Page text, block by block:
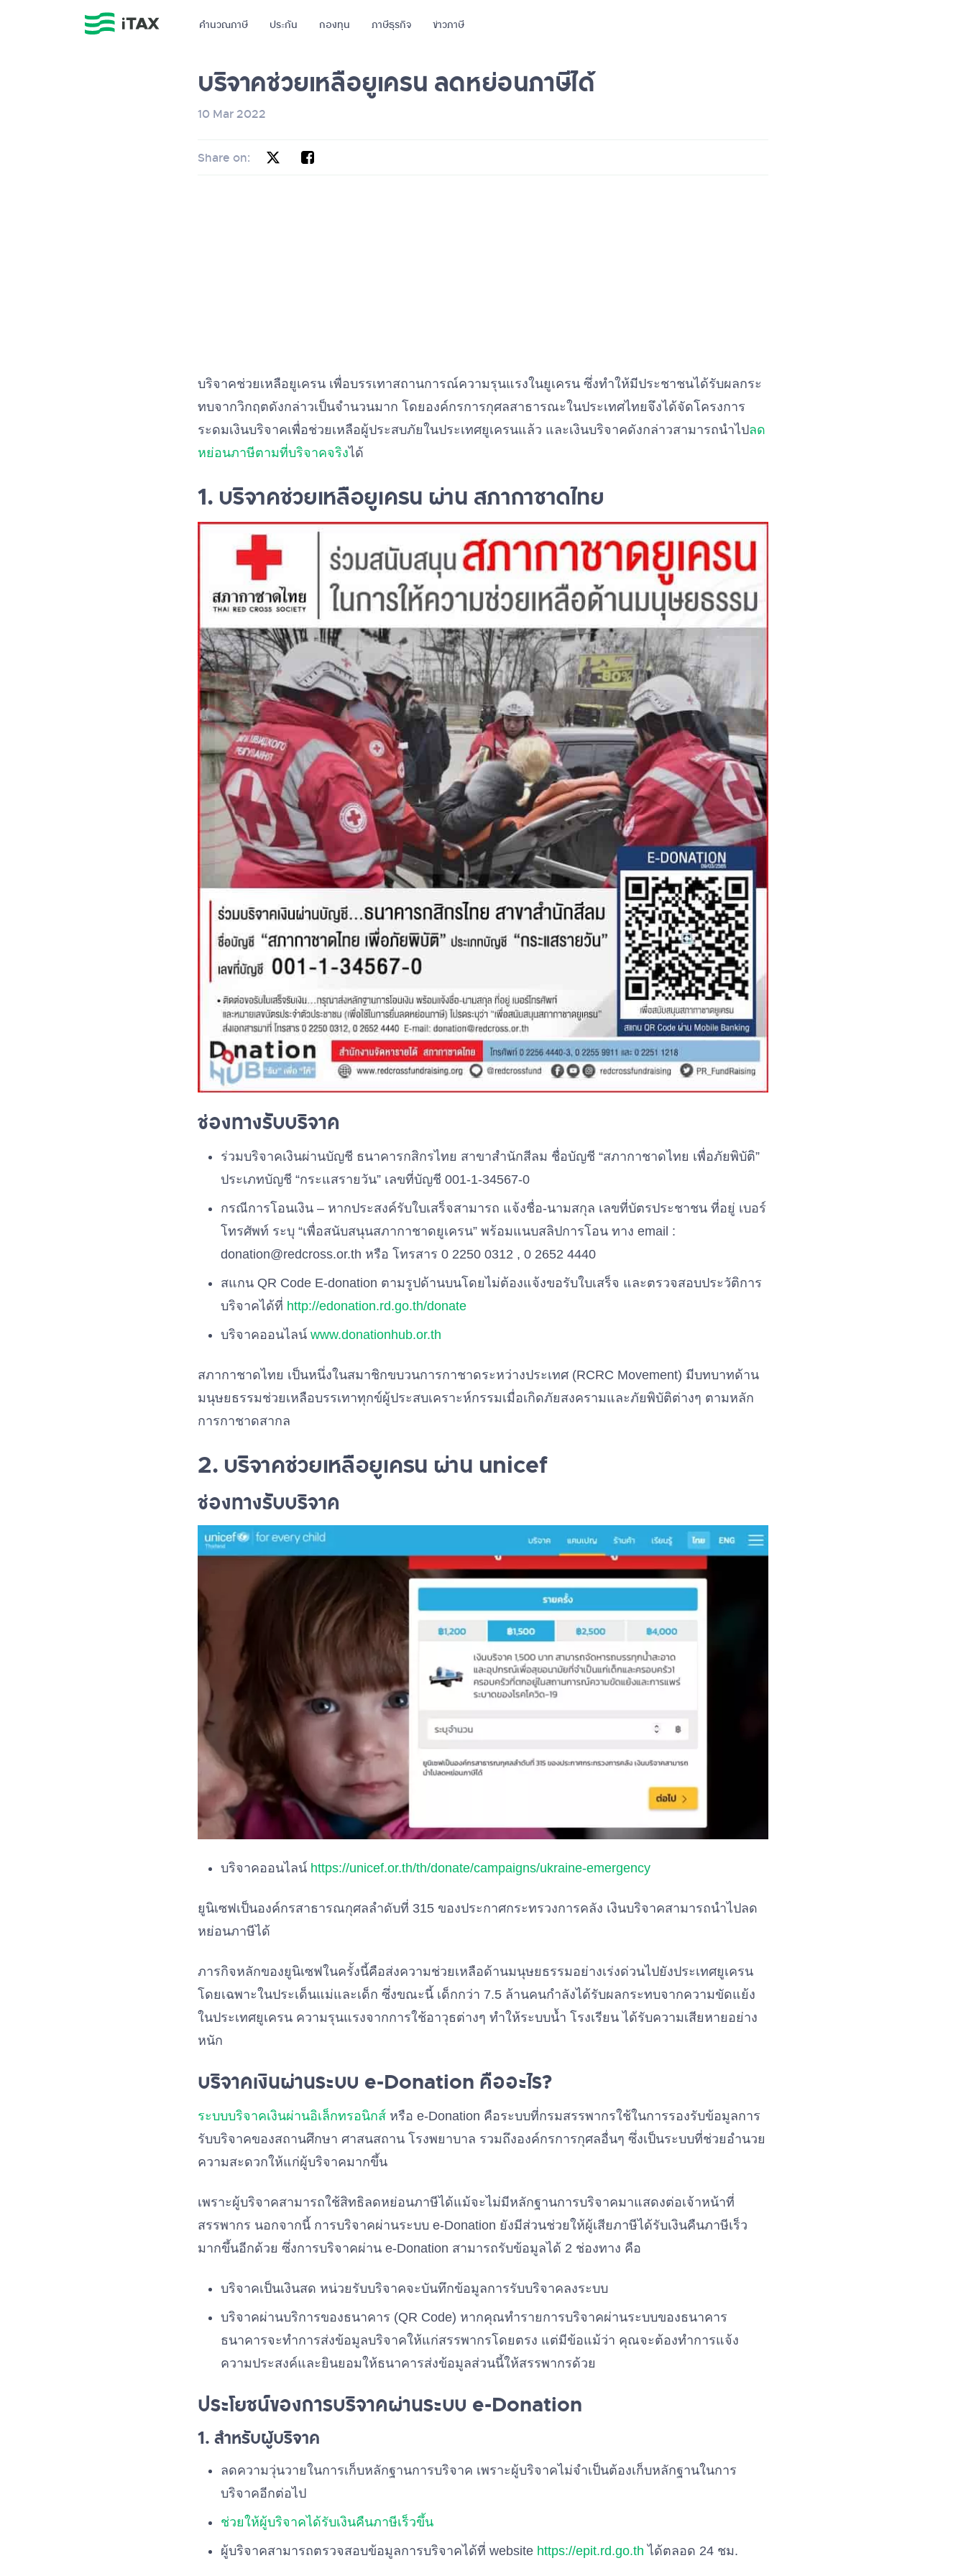
คำนวณภาษี ประกัน กองทุน ภาษีธุรกิจ ข่าวภาษี
บริจาคช่วยเหลือยูเครน ลดหย่อนภาษีได้
10 Mar 2022
Share on:
บริจาคช่วยเหลือยูเครน เพื่อบรรเทาสถานการณ์ความรุนแรงในยูเครน ซึ่งทำให้มีประชาชนได้รับผลกระ
ทบจากวิกฤตดังกล่าวเป็นจำนวนมาก โดยองค์กรการกุศลสาธารณะในประเทศไทยจึงได้จัดโครงการ
ระดมเงินบริจาคเพื่อช่วยเหลือผู้ประสบภัยในประเทศยูเครนแล้ว และเงินบริจาคดังกล่าวสามารถนำไปลด
หย่อนภาษีตามที่บริจาคจริงได้
1. บริจาคช่วยเหลือยูเครน ผ่าน สภากาชาดไทย
ช่องทางรับบริจาค
ร่วมบริจาคเงินผ่านบัญชี ธนาคารกสิกรไทย สาขาสำนักสีลม ชื่อบัญชี “สภากาชาดไทย เพื่อภัยพิบัติ”
ประเภทบัญชี “กระแสรายวัน” เลขที่บัญชี 001-1-34567-0
กรณีการโอนเงิน – หากประสงค์รับใบเสร็จสามารถ แจ้งชื่อ-นามสกุล เลขที่บัตรประชาชน ที่อยู่ เบอร์
โทรศัพท์ ระบุ “เพื่อสนับสนุนสภากาชาดยูเครน” พร้อมแนบสลิปการโอน ทาง email :
donation@redcross.or.th หรือ โทรสาร 0 2250 0312 , 0 2652 4440
สแกน QR Code E-donation ตามรูปด้านบนโดยไม่ต้องแจ้งขอรับใบเสร็จ และตรวจสอบประวัติการ
บริจาคได้ที่ http://edonation.rd.go.th/donate
บริจาคออนไลน์ www.donationhub.or.th
สภากาชาดไทย เป็นหนึ่งในสมาชิกขบวนการกาชาดระหว่างประเทศ (RCRC Movement) มีบทบาทด้าน
มนุษยธรรมช่วยเหลือบรรเทาทุกข์ผู้ประสบเคราะห์กรรมเมื่อเกิดภัยสงครามและภัยพิบัติต่างๆ ตามหลัก
การกาชาดสากล
2. บริจาคช่วยเหลือยูเครน ผ่าน unicef
ช่องทางรับบริจาค
บริจาคออนไลน์ https://unicef.or.th/th/donate/campaigns/ukraine-emergency
ยูนิเซฟเป็นองค์กรสาธารณกุศลลำดับที่ 315 ของประกาศกระทรวงการคลัง เงินบริจาคสามารถนำไปลด
หย่อนภาษีได้
ภารกิจหลักของยูนิเซฟในครั้งนี้คือส่งความช่วยเหลือด้านมนุษยธรรมอย่างเร่งด่วนไปยังประเทศยูเครน
โดยเฉพาะในประเด็นแม่และเด็ก ซึ่งขณะนี้ เด็กกว่า 7.5 ล้านคนกำลังได้รับผลกระทบจากความขัดแย้ง
ในประเทศยูเครน ความรุนแรงจากการใช้อาวุธต่างๆ ทำให้ระบบน้ำ โรงเรียน ได้รับความเสียหายอย่าง
หนัก
บริจาคเงินผ่านระบบ e-Donation คืออะไร?
ระบบบริจาคเงินผ่านอิเล็กทรอนิกส์ หรือ e-Donation คือระบบที่กรมสรรพากรใช้ในการรองรับข้อมูลการ
รับบริจาคของสถานศึกษา ศาสนสถาน โรงพยาบาล รวมถึงองค์กรการกุศลอื่นๆ ซึ่งเป็นระบบที่ช่วยอำนวย
ความสะดวกให้แก่ผู้บริจาคมากขึ้น
เพราะผู้บริจาคสามารถใช้สิทธิลดหย่อนภาษีได้แม้จะไม่มีหลักฐานการบริจาคมาแสดงต่อเจ้าหน้าที่
สรรพากร นอกจากนี้ การบริจาคผ่านระบบ e-Donation ยังมีส่วนช่วยให้ผู้เสียภาษีได้รับเงินคืนภาษีเร็ว
มากขึ้นอีกด้วย ซึ่งการบริจาคผ่าน e-Donation สามารถรับข้อมูลได้ 2 ช่องทาง คือ
บริจาคเป็นเงินสด หน่วยรับบริจาคจะบันทึกข้อมูลการรับบริจาคลงระบบ
บริจาคผ่านบริการของธนาคาร (QR Code) หากคุณทำรายการบริจาคผ่านระบบของธนาคาร
ธนาคารจะทำการส่งข้อมูลบริจาคให้แก่สรรพากรโดยตรง แต่มีข้อแม้ว่า คุณจะต้องทำการแจ้ง
ความประสงค์และยินยอมให้ธนาคารส่งข้อมูลส่วนนี้ให้สรรพากรด้วย
ประโยชน์ของการบริจาคผ่านระบบ e-Donation
1. สำหรับผู้บริจาค
ลดความวุ่นวายในการเก็บหลักฐานการบริจาค เพราะผู้บริจาคไม่จำเป็นต้องเก็บหลักฐานในการ
บริจาคอีกต่อไป
ช่วยให้ผู้บริจาคได้รับเงินคืนภาษีเร็วขึ้น
ผู้บริจาคสามารถตรวจสอบข้อมูลการบริจาคได้ที่ website https://epit.rd.go.th ได้ตลอด 24 ชม.